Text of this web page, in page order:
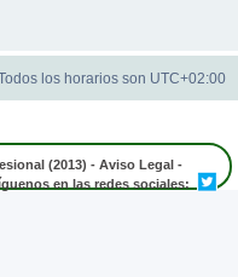
los horarios son UTC+02:00
(2013) - Aviso Legal -
en las redes sociales: